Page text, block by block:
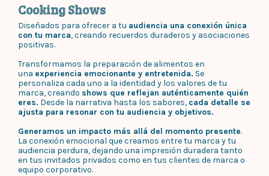
Cooking Shows
Diseñados para ofrecer a tu audiencia una conexión única
con tu marca, creando recuerdos duraderos y asociaciones
positivas.
Transformamos la preparación de alimentos en
una experiencia emocionante y entretenida. Se
personaliza cada uno a la identidad y los valores de tu
marca, creando shows que reflejan auténticamente quién
eres. Desde la narrativa hasta los sabores, cada detalle se
ajusta para resonar con tu audiencia y objetivos.
Generamos un impacto más allá del momento presente.
La conexión emocional que creamos entre tu marca y tu
audiencia perdura, dejando una impresión duradera tanto
en tus invitados privados como en tus clientes de marca o
equipo corporativo.